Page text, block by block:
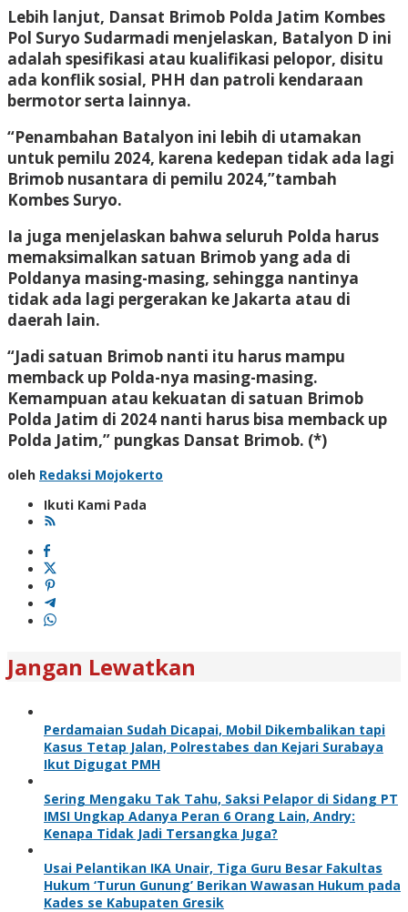
Lebih lanjut, Dansat Brimob Polda Jatim Kombes
Pol Suryo Sudarmadi menjelaskan, Batalyon D ini
adalah spesifikasi atau kualifikasi pelopor, disitu
ada konflik sosial, PHH dan patroli kendaraan
bermotor serta lainnya.
“Penambahan Batalyon ini lebih di utamakan
untuk pemilu 2024, karena kedepan tidak ada lagi
Brimob nusantara di pemilu 2024,”tambah
Kombes Suryo.
Ia juga menjelaskan bahwa seluruh Polda harus
memaksimalkan satuan Brimob yang ada di
Poldanya masing-masing, sehingga nantinya
tidak ada lagi pergerakan ke Jakarta atau di
daerah lain.
“Jadi satuan Brimob nanti itu harus mampu
memback up Polda-nya masing-masing.
Kemampuan atau kekuatan di satuan Brimob
Polda Jatim di 2024 nanti harus bisa memback up
Polda Jatim,” pungkas Dansat Brimob. (*)
oleh Redaksi Mojokerto
Ikuti Kami Pada
Jangan Lewatkan
Perdamaian Sudah Dicapai, Mobil Dikembalikan tapi
Kasus Tetap Jalan, Polrestabes dan Kejari Surabaya
Ikut Digugat PMH
Sering Mengaku Tak Tahu, Saksi Pelapor di Sidang PT
IMSI Ungkap Adanya Peran 6 Orang Lain, Andry:
Kenapa Tidak Jadi Tersangka Juga?
Usai Pelantikan IKA Unair, Tiga Guru Besar Fakultas
Hukum ‘Turun Gunung’ Berikan Wawasan Hukum pada
Kades se Kabupaten Gresik